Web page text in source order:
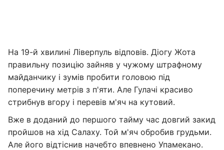
На 19-й хвилині Ліверпуль відповів. Діогу Жота
правильну позицію зайняв у чужому штрафному
майданчику і зумів пробити головою під
поперечину метрів з п'яти. Але Гулачі красиво
стрибнув вгору і перевів м'яч на кутовий.
Вже в доданий до першого тайму час довгий закид
пройшов на хід Салаху. Той м'яч обробив грудьми.
Але його відтіснив начебто впевнено Упамекано.